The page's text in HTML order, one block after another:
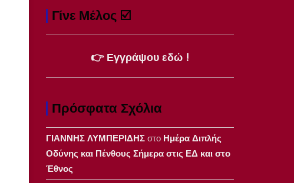
Γίνε Μέλος ☑️
👉 Εγγράψου εδώ !
Πρόσφατα Σχόλια
ΓΙΑΝΝΗΣ ΛΥΜΠΕΡΙΔΗΣστο Ημέρα Διπλής
Οδύνης και Πένθους Σήμερα στις ΕΔ και στο
Έθνος